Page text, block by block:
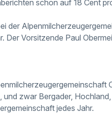
schon auf 18 Cent
der
Der Vorsitzende Paul
und zwar Bergader,
jedes Jahr.